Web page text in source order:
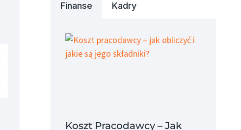
Finanse Kadry
Koszt Pracodawcy – Jak